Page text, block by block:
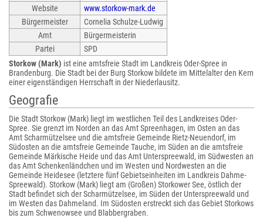
Website
www.storkow-mark.de
Bürgermeister
Cornelia Schulze-Ludwig
Amt
Bürgermeisterin
Partei
SPD
Storkow (Mark) ist eine amtsfreie Stadt im Landkreis Oder-Spree in
Brandenburg. Die Stadt bei der Burg Storkow bildete im Mittelalter den Kern
einer eigenständigen Herrschaft in der Niederlausitz.
Geografie
Die Stadt Storkow (Mark) liegt im westlichen Teil des Landkreises Oder-
Spree. Sie grenzt im Norden an das Amt Spreenhagen, im Osten an das
Amt Scharmützelsee und die amtsfreie Gemeinde Rietz-Neuendorf, im
Südosten an die amtsfreie Gemeinde Tauche, im Süden an die amtsfreie
Gemeinde Märkische Heide und das Amt Unterspreewald, im Südwesten an
das Amt Schenkenländchen und im Westen und Nordwesten an die
Gemeinde Heidesee (letztere fünf Gebietseinheiten im Landkreis Dahme-
Spreewald). Storkow (Mark) liegt am (Großen) Storkower See, östlich der
Stadt befindet sich der Scharmützelsee, im Süden der Unterspreewald und
im Westen das Dahmeland. Im Südosten erstreckt sich das Gebiet Storkows
bis zum Schwenowsee und Blabbergraben.